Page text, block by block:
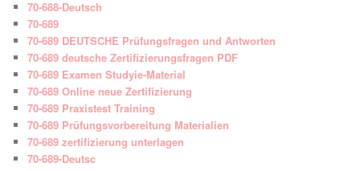
70-688-Deutsch
70-689
70-689 DEUTSCHE Prüfungsfragen und Antworten
70-689 deutsche Zertifizierungsfragen PDF
70-689 Examen Studyie-Material
70-689 Online neue Zertifizierung
70-689 Praxistest Training
70-689 Prüfungsvorbereitung Materialien
70-689 zertifizierung unterlagen
70-689-Deutsc